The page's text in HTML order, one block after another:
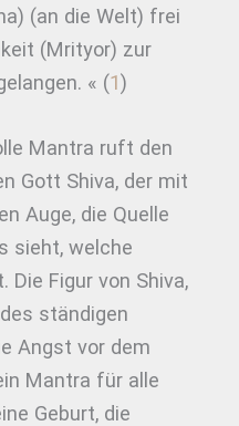
(an die Welt) frei
(Mrityor) zur
« (1)
Mantra ruft den
Gott Shiva, der mit
Auge, die Quelle
sieht, welche
Figur von Shiva,
ständigen
Angst vor dem
Mantra für alle
Geburt, die